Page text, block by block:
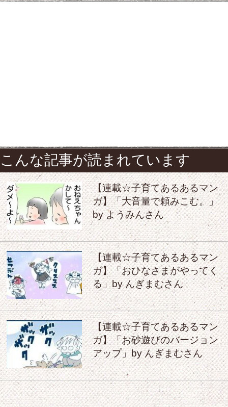
こんな記事が読まれています
【連載☆子育てあるあるマン
ガ】「大音量で頼みこむ。」
by ようみんさん
【連載☆子育てあるあるマン
ガ】「おひなさまがやってく
る」by んぎまむさん
【連載☆子育てあるあるマン
ガ】「お砂遊びのバージョン
アップ」by んぎまむさん